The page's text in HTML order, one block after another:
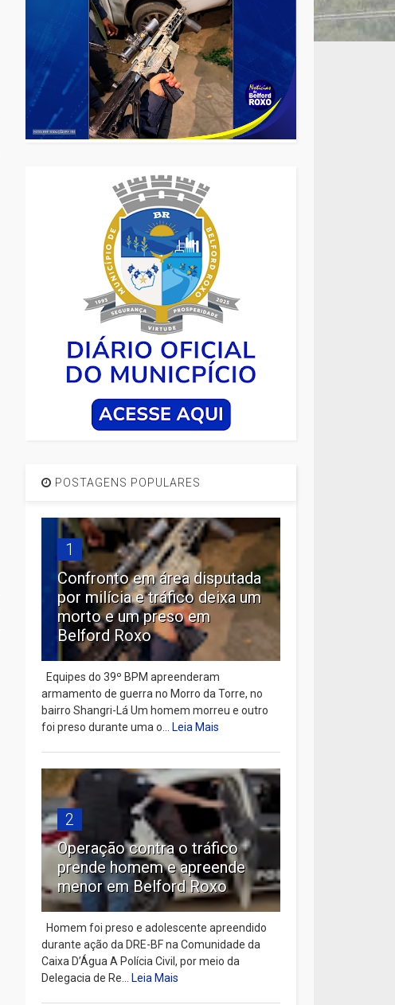
POSTAGENS POPULARES
1
Confronto em área disputada
por milícia e tráfico deixa um
morto e um preso em
Belford Roxo
Equipes do 39º BPM apreenderam
armamento de guerra no Morro da Torre, no
bairro Shangri-Lá Um homem morreu e outro
foi preso durante uma o...Leia Mais
2
Operação contra o tráfico
prende homem e apreende
menor em Belford Roxo
Homem foi preso e adolescente apreendido
durante ação da DRE-BF na Comunidade da
Caixa D’Água A Polícia Civil, por meio da
Delegacia de Re...Leia Mais